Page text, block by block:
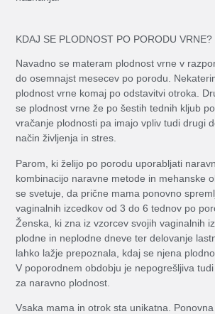
KDAJ SE PLODNOST PO PORODU VRNE?
Navadno se materam plodnost vrne v
do osemnajst mesecev po porodu.
plodnost vrne komaj po odstavitvi otroka.
se plodnost vrne že po šestih tednih kljub
vračanje plodnosti pa imajo vpliv tudi drugi
način življenja in stres.
Parom, ki želijo po porodu uporabljati
kombinacijo naravne metode in mehanske
se svetuje, da prične mama ponovno
vaginalnih izcedkov od 3 do 6 tednov po
Ženska, ki zna iz vzorcev svojih vaginalnih
plodne in neplodne dneve ter delovanje
lahko lažje prepoznala, kdaj se njena
V poporodnem obdobju je nepogrešljiva
za naravno plodnost.
Vsaka mama in otrok sta unikatna.